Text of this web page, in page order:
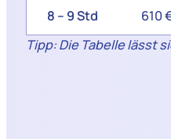
8 – 9 Std 610
Tipp: Die Tabelle lässt